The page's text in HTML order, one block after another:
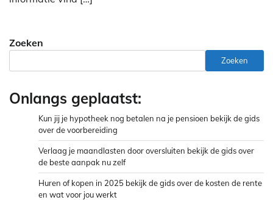
Zoeken
Zoeken
Onlangs geplaatst:
Kun jij je hypotheek nog betalen na je pensioen bekijk de gids
over de voorbereiding
Verlaag je maandlasten door oversluiten bekijk de gids over
de beste aanpak nu zelf
Huren of kopen in 2025 bekijk de gids over de kosten de rente
en wat voor jou werkt